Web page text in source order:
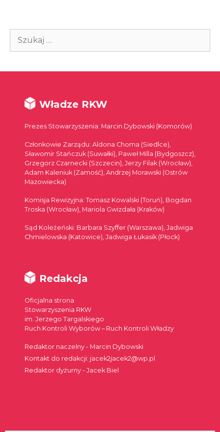
Szukaj:
Władze RKW
Prezes Stowarzyszenia: Marcin Dybowski (Komorów)
Członkowie Zarządu: Aldona Choma (Siedlce),
Sławomir Stańczuk (Suwałki), Paweł Milla (Bydgoszcz),
Grzegorz Czarnecki (Szczecin), Jerzy Filak (Wrocław),
Adam Kaleniuk (Zamość), Andrzej Morawski (Ostrów
Mazowiecka)
Komisja Rewizyjna: Tomasz Kowalski (Toruń), Bogdan
Troska (Wrocław), Mariola Gwizdała (Kraków)
Sąd Koleżeński: Barbara Szyffer (Warszawa), Jadwiga
Chmielowska (Katowice), Jadwiga Łukasik (Płock)
Redakcja
Oficjalna strona
Stowarzyszenia RKW
im. Jerzego Targalskiego
Ruch Kontroli Wyborów – Ruch Kontroli Władzy
Redaktor naczelny - Marcin Dybowski
Kontakt do redakcji: jacek2jacek2@wp.pl
Redaktor dyżurny - Jacek Biel